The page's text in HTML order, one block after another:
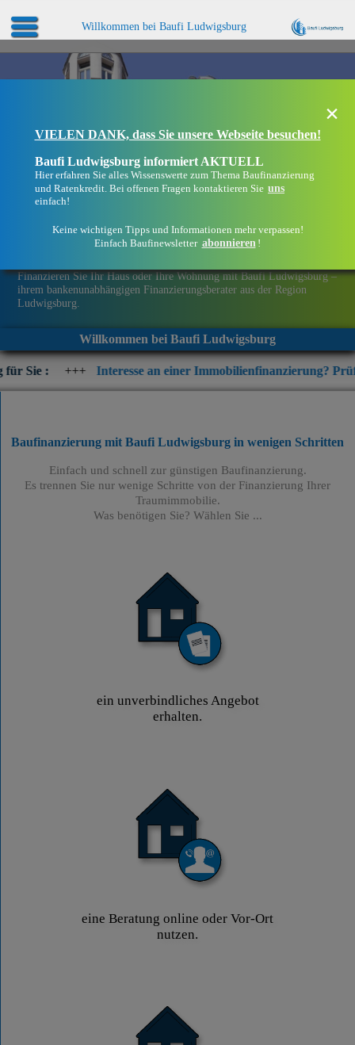
Willkommen bei Baufi Ludwigsburg
Finanzieren Sie Ihr Haus oder Ihre Wohnung mit Baufi Ludwigsburg –
ihrem bankenunabhängigen Finanzierungsberater aus der Region
Ludwigsburg.
Willkommen bei Baufi Ludwigsburg
Interesse an einer Immobilienfinanzierung? Prüfen Sie jetzt
×
VIELEN DANK, dass Sie unsere Webseite besuchen!
Baufi Ludwigsburg informiert AKTUELL
Hier erfahren Sie alles Wissenswerte zum Thema Baufinanzierung
und Ratenkredit. Bei offenen Fragen kontaktieren Sie uns
einfach!
Keine wichtigen Tipps und Informationen mehr verpassen!
Einfach Baufinewsletter abonnieren !
Baufinanzierung mit Baufi Ludwigsburg in wenigen Schritten
Einfach und schnell zur günstigen Baufinanzierung.
Es trennen Sie nur wenige Schritte von der Finanzierung Ihrer
Traumimmobilie.
Was benötigen Sie? Wählen Sie ...
ein unverbindliches Angebot
erhalten.
eine Beratung online oder Vor-Ort
nutzen.